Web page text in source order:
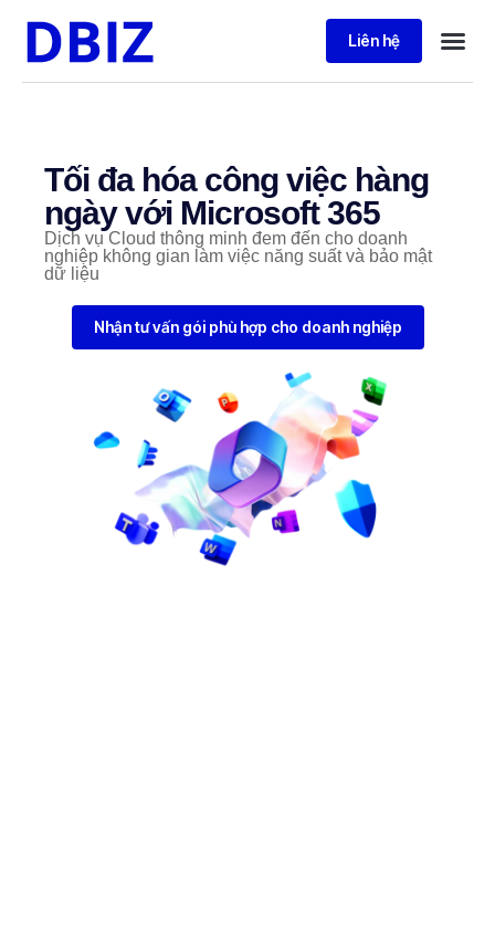
Liên hệ
Tối đa hóa công việc hàng
ngày với Microsoft 365
Dịch vụ Cloud thông minh đem đến cho doanh
nghiệp không gian làm việc năng suất và bảo mật
dữ liệu
Nhận tư vấn gói phù hợp cho doanh nghiệp